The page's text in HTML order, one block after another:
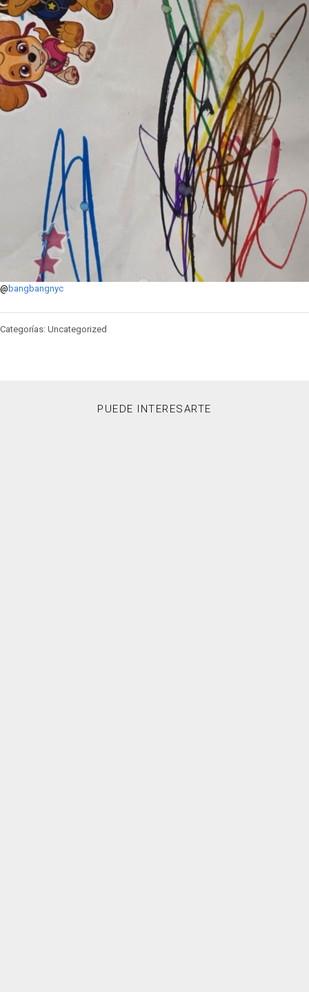
@ bangbangnyc
Categorías: Uncategorized
PUEDE INTERESARTE